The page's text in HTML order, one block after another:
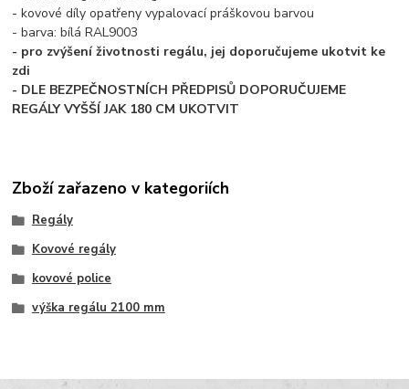
- kovové díly opatřeny vypalovací práškovou barvou
- barva: bílá RAL9003
- pro zvýšení životnosti regálu, jej doporučujeme ukotvit ke
zdi
- DLE BEZPEČNOSTNÍCH PŘEDPISŮ DOPORUČUJEME
REGÁLY VYŠŠÍ JAK 180 CM UKOTVIT
Zboží zařazeno v kategoriích
Regály
Kovové regály
kovové police
výška regálu 2100 mm